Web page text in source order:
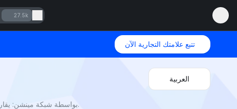
27.5k
تتبع علامتك التجارية الآن
PS5 برو مقابل PS5 2025 بواسطة شبكة مينشن: يقارن الذكاء الاصطناعي الرؤية القوة والرسومات والأداء ليظهر ما إذا كان الترقية إلى البرو تستحق ذلك.
العربية